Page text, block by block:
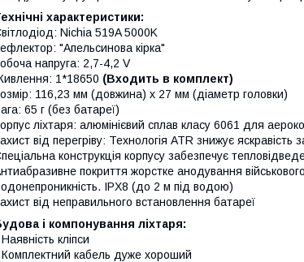
характеристики:
Nichia 519A 5000K
"Апельсинова кірка"
напруга: 2,7-4,2 V
1*18650 (Входить в комплект)
116,23 мм (довжина) x 27 мм (діаметр головки)
65 г (без батареї)
ліхтаря: алюмінієвий сплав класу 6061 для
від перегріву: Технологія ATR знижує
конструкція корпусу забезпечує
покриття жорстке анодування
IPX8 (до 2 м під водою)
від неправильного встановлення батареї
і компонування ліхтаря:
кліпси
кабель дуже хороший